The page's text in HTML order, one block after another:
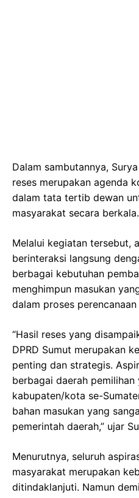
Dalam sambutannya,
reses merupakan agenda
dalam tata tertib dewan
masyarakat secara berkala.
Melalui kegiatan tersebut,
berinteraksi langsung
berbagai kebutuhan
menghimpun masukan
dalam proses
“Hasil reses yang
DPRD Sumut merupakan
penting dan strategis.
berbagai daerah
kabupaten/kota se-
bahan masukan yang
pemerintah daerah,” ujar
Menurutnya, seluruh
masyarakat merupakan
ditindaklanjuti. Namun